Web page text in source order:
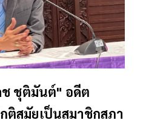
ชุติมันต์" อดีต
ติสมัยเป็นสมาชิกสภา